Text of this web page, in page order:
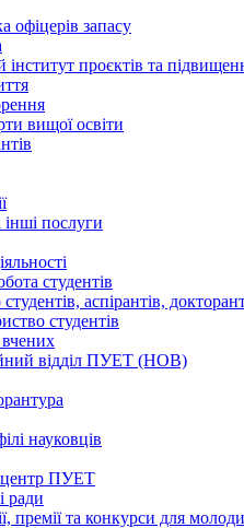
офіцерів запасу
проєктів та
вищої освіти
інші послуги
студентів
аспірантів,
студентів
відділ ПУЕТ (НОВ)
науковців
центр ПУЕТ
ради
премії та конкурси для